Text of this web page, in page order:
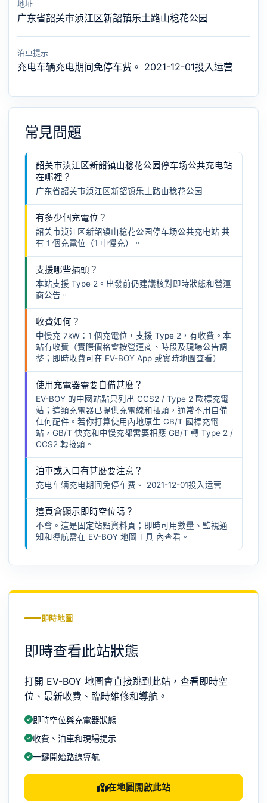
地址
广东省韶关市浈江区新韶镇乐土路山稔花公园
泊車提示
充电车辆充电期间免停车费。 2021-12-01投入运营
常見問題
韶关市浈江区新韶镇山稔花公园停车场公共充电站
在哪裡？
广东省韶关市浈江区新韶镇乐土路山稔花公园
有多少個充電位？
韶关市浈江区新韶镇山稔花公园停车场公共充电站 共
有 1 個充電位（1 中慢充）。
支援哪些插頭？
本站支援 Type 2。出發前仍建議核對即時狀態和營運
商公告。
收費如何？
中慢充 7kW：1 個充電位，支援 Type 2，有收費。本
站有收費（實際價格會按營運商、時段及現場公告調
整；即時收費可在 EV-BOY App 或實時地圖查看）
使用充電器需要自備甚麼？
EV-BOY 的中國站點只列出 CCS2 / Type 2 歐標充電
站；這類充電器已提供充電線和插頭，通常不用自備
任何配件。若你打算使用內地原生 GB/T 國標充電
站，GB/T 快充和中慢充都需要相應 GB/T 轉 Type 2 /
CCS2 轉接頭 。
泊車或入口有甚麼要注意？
充电车辆充电期间免停车费。 2021-12-01投入运营
這頁會顯示即時空位嗎？
不會。這是固定站點資料頁；即時可用數量、監視通
知和導航需在 EV-BOY 地圖工具 內查看。
即時地圖
即時查看此站狀態
打開 EV-BOY 地圖會直接跳到此站，查看即時空
位、最新收費、臨時維修和導航。
即時空位與充電器狀態
收費、泊車和現場提示
一鍵開始路線導航
在地圖開啟此站